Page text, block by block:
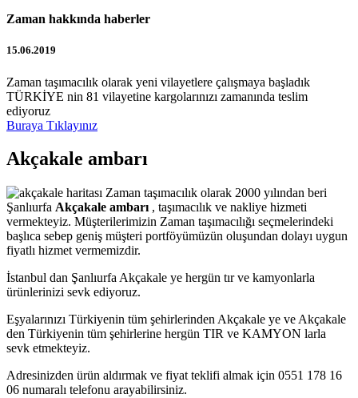
Zaman hakkında haberler
15.06.2019
Zaman taşımacılık olarak yeni vilayetlere çalışmaya başladık
TÜRKİYE nin 81 vilayetine kargolarınızı zamanında teslim
ediyoruz
Buraya Tıklayınız
Akçakale ambarı
Zaman taşımacılık olarak 2000 yılından beri
Şanlıurfa Akçakale ambarı , taşımacılık ve nakliye hizmeti
vermekteyiz. Müşterilerimizin Zaman taşımacılığı seçmelerindeki
başlıca sebep geniş müşteri portföyümüzün oluşundan dolayı uygun
fiyatlı hizmet vermemizdir.
İstanbul dan Şanlıurfa Akçakale ye hergün tır ve kamyonlarla
ürünlerinizi sevk ediyoruz.
Eşyalarınızı Türkiyenin tüm şehirlerinden Akçakale ye ve Akçakale
den Türkiyenin tüm şehirlerine hergün TIR ve KAMYON larla
sevk etmekteyiz.
Adresinizden ürün aldırmak ve fiyat teklifi almak için 0551 178 16
06 numaralı telefonu arayabilirsiniz.